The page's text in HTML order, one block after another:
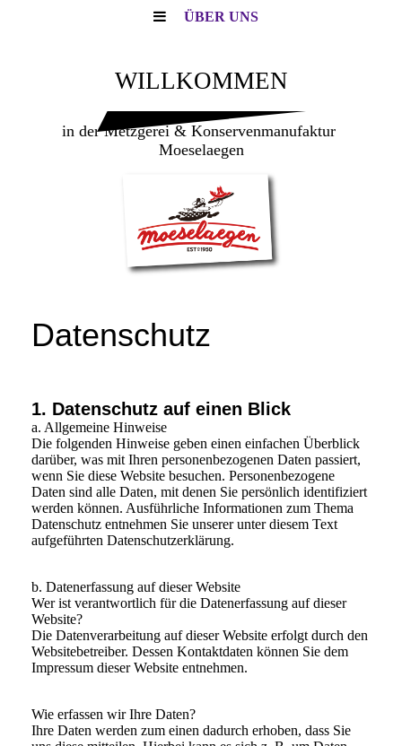
ÜBER UNS
WILLKOMMEN
in der Metzgerei & Konservenmanufaktur
Moeselaegen
Datenschutz
1. Datenschutz auf einen Blick
a. Allgemeine Hinweise
Die folgenden Hinweise geben einen einfachen Überblick
darüber, was mit Ihren personenbezogenen Daten passiert,
wenn Sie diese Website besuchen. Personenbezogene
Daten sind alle Daten, mit denen Sie persönlich identifiziert
werden können. Ausführliche Informationen zum Thema
Datenschutz entnehmen Sie unserer unter diesem Text
aufgeführten Datenschutzerklärung.
b. Datenerfassung auf dieser Website
Wer ist verantwortlich für die Datenerfassung auf dieser
Website?
Die Datenverarbeitung auf dieser Website erfolgt durch den
Websitebetreiber. Dessen Kontaktdaten können Sie dem
Impressum dieser Website entnehmen.
Wie erfassen wir Ihre Daten?
Ihre Daten werden zum einen dadurch erhoben, dass Sie